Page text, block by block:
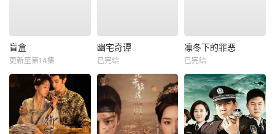
盲盒
更新至第14集
幽宅奇谭
已完结
凛冬下的罪恶
已完结